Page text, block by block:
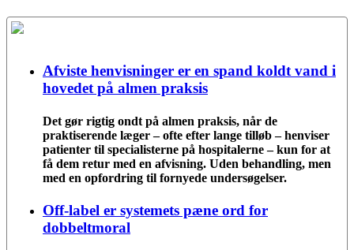
Afviste henvisninger er en spand koldt vand i
hovedet på almen praksis
Det gør rigtig ondt på almen praksis, når de
praktiserende læger – ofte efter lange tilløb – henviser
patienter til specialisterne på hospitalerne – kun for at
få dem retur med en afvisning. Uden behandling, men
med en opfordring til fornyede undersøgelser.
Off-label er systemets pæne ord for
dobbeltmoral